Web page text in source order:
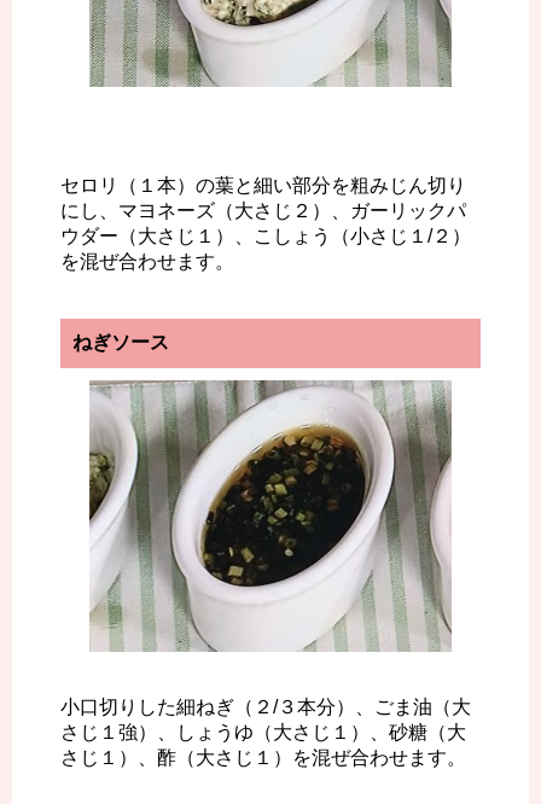
セロリ（１本）の葉と細い部分を粗みじん切り
にし、マヨネーズ（大さじ２）、ガーリックパ
ウダー（大さじ１）、こしょう（小さじ１/２）
を混ぜ合わせます。
ねぎソース
小口切りした細ねぎ（２/３本分）、ごま油（大
さじ１強）、しょうゆ（大さじ１）、砂糖（大
さじ１）、酢（大さじ１）を混ぜ合わせます。